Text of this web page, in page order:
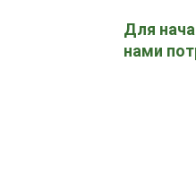
Для
нами